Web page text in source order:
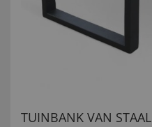
TUINBANK VAN STAAL